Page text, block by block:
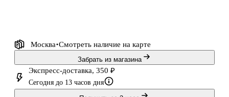
Москва Смотреть наличие на карте
Забрать из магазина
Экспресс-доставка, 350 ₽
Сегодня до 13 часов дня